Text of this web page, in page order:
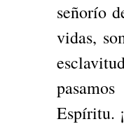
señorío
vidas,
Espíritu.